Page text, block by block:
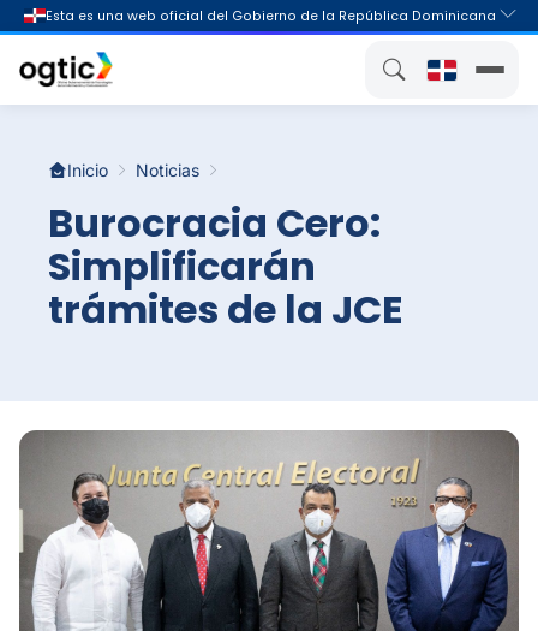
Inicio Noticias
Burocracia Cero:
Simplificarán
trámites de la JCE